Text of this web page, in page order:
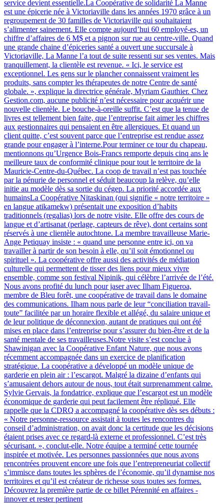
service devient essentielle.La Coopérative de solidarité La Manne
est une épicerie née à Victoriaville dans les années 1970 grâce à un
regroupement de 30 familles de Victoriaville qui souhaitaient
s’alimenter sainement. Elle compte aujourd’hui 60 employé-es, un
chiffre d’affaires de 6 M$ et a pignon sur rue au centre-ville. Quand
une grande chaine d’épiceries santé a ouvert une succursale à
Victoriaville, La Manne l’a tout de suite ressenti sur ses ventes. Mais
tranquillement, la clientèle est revenue. « Ici, le service est
exceptionnel. Les gens sur le plancher connaissent vraiment les
produits, sans compter les thérapeutes de notre Centre de santé
globale. », explique la directrice générale, Myriam Gauthier. Chez
Gestion.com, aucune publicité n’est nécessaire pour acquérir une
nouvelle clientèle. Le bouche-à-oreille suffit. C’est que la tenue de
livres est tellement bien faite, que l’entreprise fait aimer les chiffres
aux gestionnaires qui pensaient en être allergiques. Et quand un
client quitte, c’est souvent parce que l’entreprise est rendue assez
grande pour engager à l’interne.Pour terminer ce tour du chapeau,
mentionnons qu’Urgence Bois-Francs remporte depuis cinq ans le
meilleure taux de conformité clinique pour tout le territoire de la
Mauricie-Centre-du-Québec. La coop de travail n’est pas touchée
par la pénurie de personnel et séduit beaucoup la relève, qu’elle
initie au modèle dès sa sortie du cégep. La priorité accordée aux
humainsLa Coopérative Nitaskinan (qui signifie « notre territoire »
en langue atikamekw) présentait une exposition d’habits
traditionnels (regalias) lors de notre visite. Elle offre des cours de
langue et d’artisanat (perlage, capteurs de rêve), dont certains sont
réservés à une clientèle autochtone. La membre travailleuse Marie-
Ange Petiquay insiste : « quand une personne entre ici, on va
travailler à partir de son besoin à elle, qu’il soit émotionnel ou
spirituel ». La coopérative offre aussi des activités de médiation
culturelle qui permettent de tisser des liens pour mieux vivre
ensemble, comme son festival Nipinik, qui célèbre l’arrivée de l’été.
Nous avons profité du lunch pour jaser avec Ilham Figueroa,
membre de Bleu forêt, une coopérative de travail dans le domaine
des communications. Ilham nous parle de leur “conciliation travail-
toute” facilitée par un horaire flexible et allégé, du salaire unique et
de leur politique de déconnexion, autant de pratiques qui ont été
mises en place dans l’entreprise pour s’assurer du bien-être et de la
santé mentale de ses travailleuses.Notre visite s’est conclue à
Shawinigan avec la Coopérative Enfant Nature, que nous avons
récemment accompagnée dans un exercice de planification
stratégique. La coopérative a développé un modèle unique de
garderie en plein air : l’escargot. Malgré la dizaine d’enfants qui
s’amusaient dehors autour de nous, tout était surprenamment calme.
Sylvie Gervais, la fondatrice, explique que l’escargot est un modèle
économique de garderie qui peut facilement être répliqué. Elle
rappelle que la CDRQ a accompagné la coopérative dès ses débuts :
« Notre personne-ressource assistait à toutes les rencontres du
conseil d’administration, on avait donc la certitude que les décisions
étaient prises avec ce regard-là externe et professionnel. C’est très
sécurisant. », conclut-elle. Notre équipe a terminé cette tournée
inspirée et motivée. Les personnes passionnées que nous avons
rencontrées prouvent encore une fois que l’entrepreneuriat collectif
s’immisce dans toutes les sphères de l’économie, qu’il dynamise nos
territoires et qu’il est créateur de richesse sous toutes ses formes.
Découvrez la première partie de ce billet Pérennité en affaires -
innover et rester pertinent